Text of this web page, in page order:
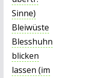
Sinne)
Bleiwüste
Blesshuhn
blicken
lassen (im